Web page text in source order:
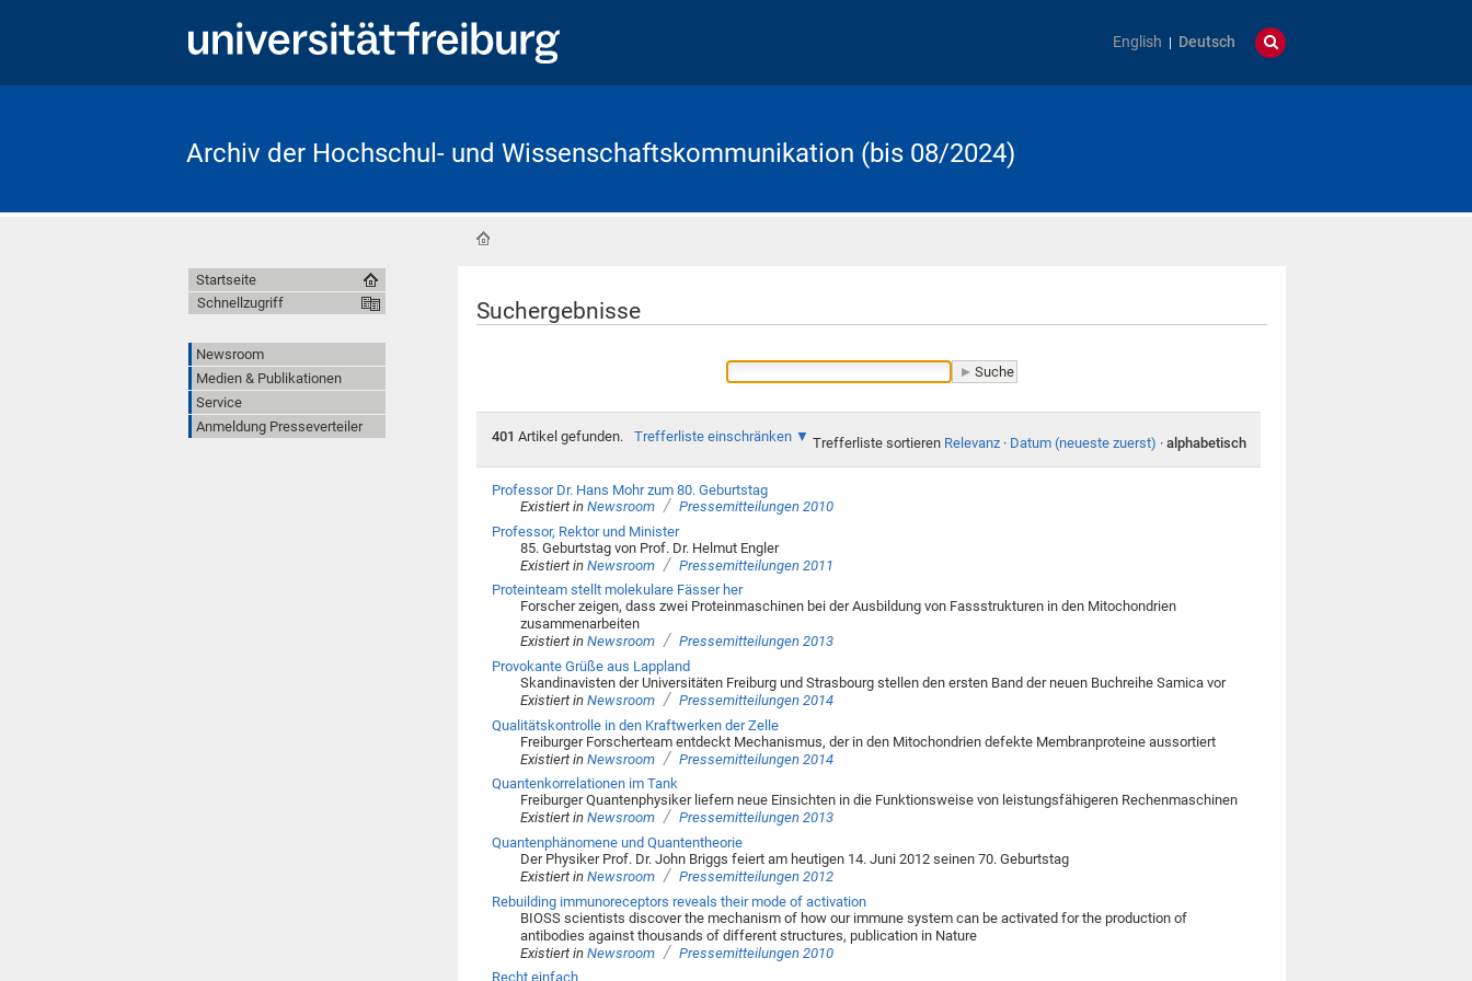
English Deutsch
Archiv der Hochschul- und Wissenschaftskommunikation (bis 08/2024)
Suchergebnisse
401 Artikel gefunden. Trefferliste einschränken Trefferliste sortieren Relevanz · Datum (neueste zuerst) · alphabetisch
Professor Dr. Hans Mohr zum 80. Geburtstag
Existiert in Newsroom / Pressemitteilungen 2010
Professor, Rektor und Minister
85. Geburtstag von Prof. Dr. Helmut Engler
Existiert in Newsroom / Pressemitteilungen 2011
Proteinteam stellt molekulare Fässer her
Forscher zeigen, dass zwei Proteinmaschinen bei der Ausbildung von Fassstrukturen in den Mitochondrien
zusammenarbeiten
Existiert in Newsroom / Pressemitteilungen 2013
Provokante Grüße aus Lappland
Skandinavisten der Universitäten Freiburg und Strasbourg stellen den ersten Band der neuen Buchreihe Samica vor
Existiert in Newsroom / Pressemitteilungen 2014
Qualitätskontrolle in den Kraftwerken der Zelle
Freiburger Forscherteam entdeckt Mechanismus, der in den Mitochondrien defekte Membranproteine aussortiert
Existiert in Newsroom / Pressemitteilungen 2014
Quantenkorrelationen im Tank
Freiburger Quantenphysiker liefern neue Einsichten in die Funktionsweise von leistungsfähigeren Rechenmaschinen
Existiert in Newsroom / Pressemitteilungen 2013
Quantenphänomene und Quantentheorie
Der Physiker Prof. Dr. John Briggs feiert am heutigen 14. Juni 2012 seinen 70. Geburtstag
Existiert in Newsroom / Pressemitteilungen 2012
Rebuilding immunoreceptors reveals their mode of activation
BIOSS scientists discover the mechanism of how our immune system can be activated for the production of
antibodies against thousands of different structures, publication in Nature
Existiert in Newsroom / Pressemitteilungen 2010
Recht einfach
Startseite
Schnellzugriff
Newsroom
Medien & Publikationen
Service
Anmeldung Presseverteiler